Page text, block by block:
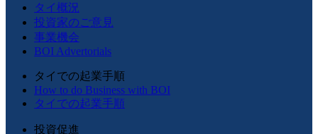
タイ概況
投資家のご意見
事業機会
BOI Advertorials
タイでの起業手順
How to do Business with BOI
タイでの起業手順
投資促進